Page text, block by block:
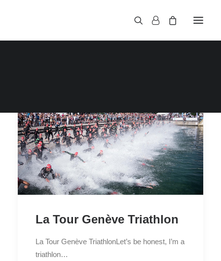
La Tour Genève Triathlon
La Tour Genève TriathlonLet’s be honest, I’m a
triathlon…